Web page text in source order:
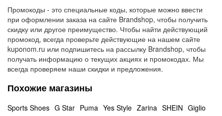
Промокоды - это специальные коды, которые можно ввести
при оформлении заказа на сайте Brandshop, чтобы получить
скидку или другое преимущество. Чтобы найти действующий
промокод, всегда проверьте действующие на нашем сайте
kuponom.ru или подпишитесь на рассылку Brandshop, чтобы
получать информацию о текущих акциях и промокодах. Мы
всегда проверяем наши скидки и предложения.
Похожие магазины
Sports Shoes G Star Puma Yes Style Zarina SHEIN Giglio